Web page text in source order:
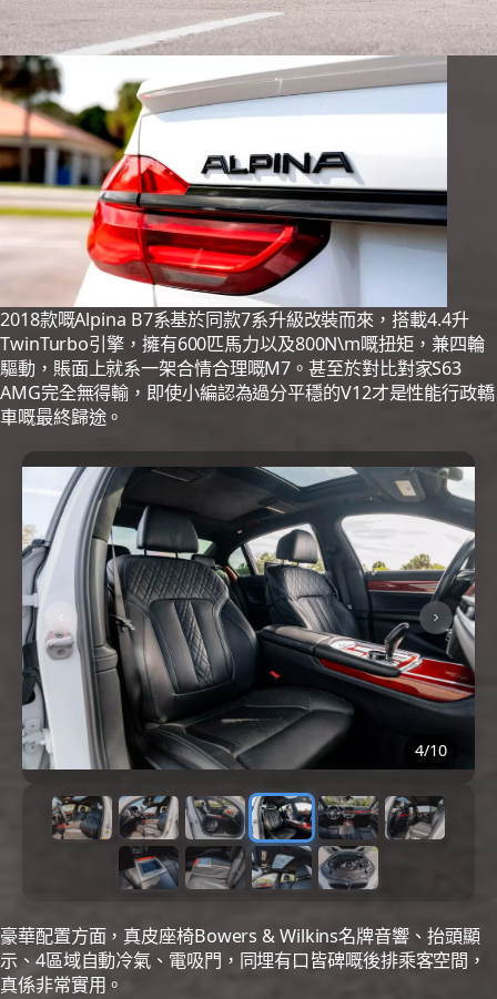
2018款嘅Alpina B7系基於同款7系升級改裝而來，搭載4.4升
TwinTurbo引擎，擁有600匹馬力以及800N\m嘅扭矩，兼四輪
驅動，賬面上就系一架合情合理嘅M7。甚至於對比對家S63
AMG完全無得輸，即使小編認為過分平穩的V12才是性能行政轎
車嘅最終歸途。
4/10
豪華配置方面，真皮座椅Bowers & Wilkins名牌音響、抬頭顯
示、4區域自動冷氣、電吸門，同埋有口皆碑嘅後排乘客空間，
真係非常實用。